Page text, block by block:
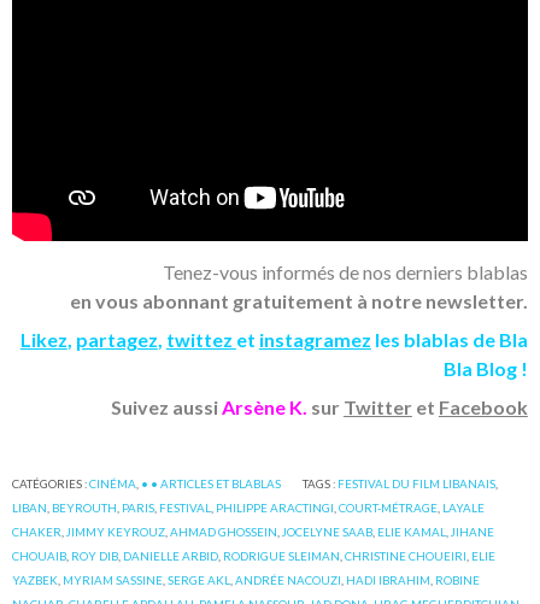
Tenez-vous informés de nos derniers blablas
en vous abonnant gratuitement à notre newsletter.
Likez, partagez, twittez et instagramez les blablas de Bla
Bla Blog !
Suivez aussiArsène K. sur Twitter et Facebook
CATÉGORIES :CINÉMA • • ARTICLES ET BLABLAS TAGS : FESTIVAL DU FILM LIBANAIS
LIBAN BEYROUTH PARIS FESTIVAL PHILIPPE ARACTINGI ,COURT-MÉTRAGE LAYALE
CHAKER JIMMY KEYROUZ ,AHMAD GHOSSEIN JOCELYNE SAAB ELIE KAMAL
JIHANE
CHOUAIB ROY DIB DANIELLE ARBID RODRIGUE SLEIMAN ,CHRISTINE CHOUEIRI ELIE
YAZBEK MYRIAM SASSINE ,SERGE AKL ,ANDRÉE NACOUZI HADI IBRAHIM ROBINE